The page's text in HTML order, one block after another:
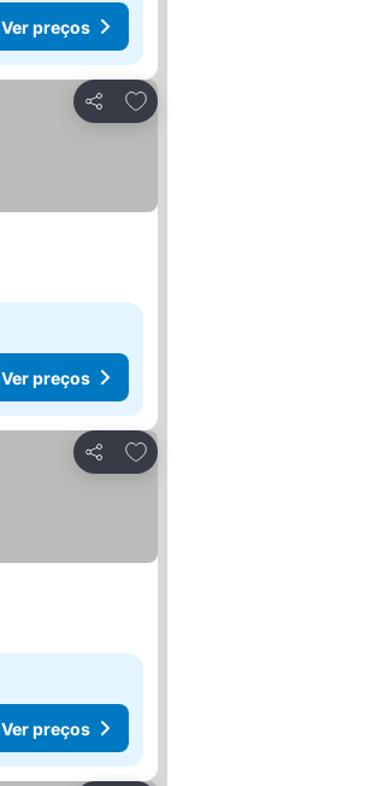
Ver preços
Partilhar
Adicionar aos favoritos
Ver preços
Partilhar
Adicionar aos favoritos
Ver preços